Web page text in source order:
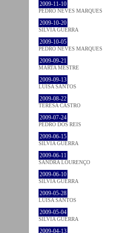
2009-11-10
PEDRO NEVES MARQUES
2009-10-20
SÍLVIA GUERRA
2009-10-05
PEDRO NEVES MARQUES
2009-09-21
MARTA MESTRE
2009-09-13
LUÍSA SANTOS
2009-08-22
TERESA CASTRO
2009-07-24
PEDRO DOS REIS
2009-06-15
SÍLVIA GUERRA
2009-06-11
SANDRA LOURENÇO
2009-06-10
SÍLVIA GUERRA
2009-05-28
LUÍSA SANTOS
2009-05-04
SÍLVIA GUERRA
2009-04-13